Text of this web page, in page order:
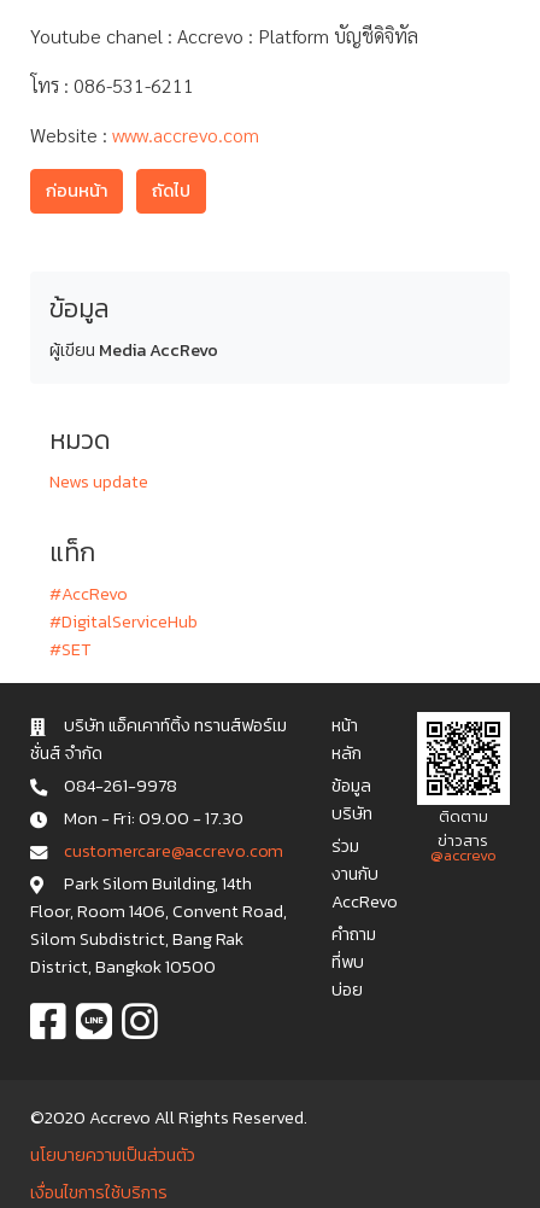
Youtube chanel : Accrevo : Platform บัญชีดิจิทัล
โทร : 086-531-6211
Website : www.accrevo.com
ก่อนหน้า ถัดไป
ข้อมูล
ผู้เขียน Media AccRevo
หมวด
News update
แท็ก
#AccRevo
#DigitalServiceHub
#SET
บริษัท แอ็คเคาท์ติ้ง ทรานส์ฟอร์เม
ชั่นส์ จำกัด
084-261-9978
Mon - Fri: 09.00 - 17.30
c u s t o m e r c a r e @ a c c r e v o . c o m
Park Silom Building, 14th
Floor, Room 1406, Convent Road,
Silom Subdistrict, Bang Rak
District, Bangkok 10500
หน้า
หลัก
ข้อมูล
บริษัท
ร่วม
งานกับ
AccRevo
คำถาม
ที่พบ
บ่อย
ติดตาม
ข่าวสาร
@accrevo
©2020 Accrevo All Rights Reserved.
นโยบายความเป็นส่วนตัว
เงื่อนไขการใช้บริการ